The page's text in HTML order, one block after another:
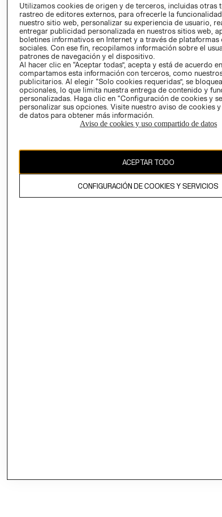
POLÍTICA
EMPRESARIAL
TÉRMINOS Y
CONDICIONES
AVISO DE
PRIVACIDAD
GIFT CARD
AVISO DE
COOKIES
Chile ($)
CAMBIAR REGIÓN
Utilizamos cookies de origen y de terceros, incluidas otras
rastreo de editores externos, para ofrecerle la
nuestro sitio web, personalizar su experiencia de usuario,
entregar publicidad personalizada en nuestros sitios web,
boletines informativos en Internet y a través de plataformas
sociales. Con ese fin, recopilamos información sobre el
patrones de navegación y el dispositivo.
Al hacer clic en “Aceptar todas”, acepta y está de acuerdo
compartamos esta información con terceros, como
publicitarios. Al elegir “Solo cookies requeridas”, se
opcionales, lo que limita nuestra entrega de contenido y
personalizadas. Haga clic en “Configuración de cookies y
personalizar sus opciones. Visite nuestro aviso de cookies
de datos para obtener más información.
Aviso de cookies y uso compartido de datos
ACEPTAR TODO
CONFIGURACIÓN DE COOKIES Y SERVICIOS